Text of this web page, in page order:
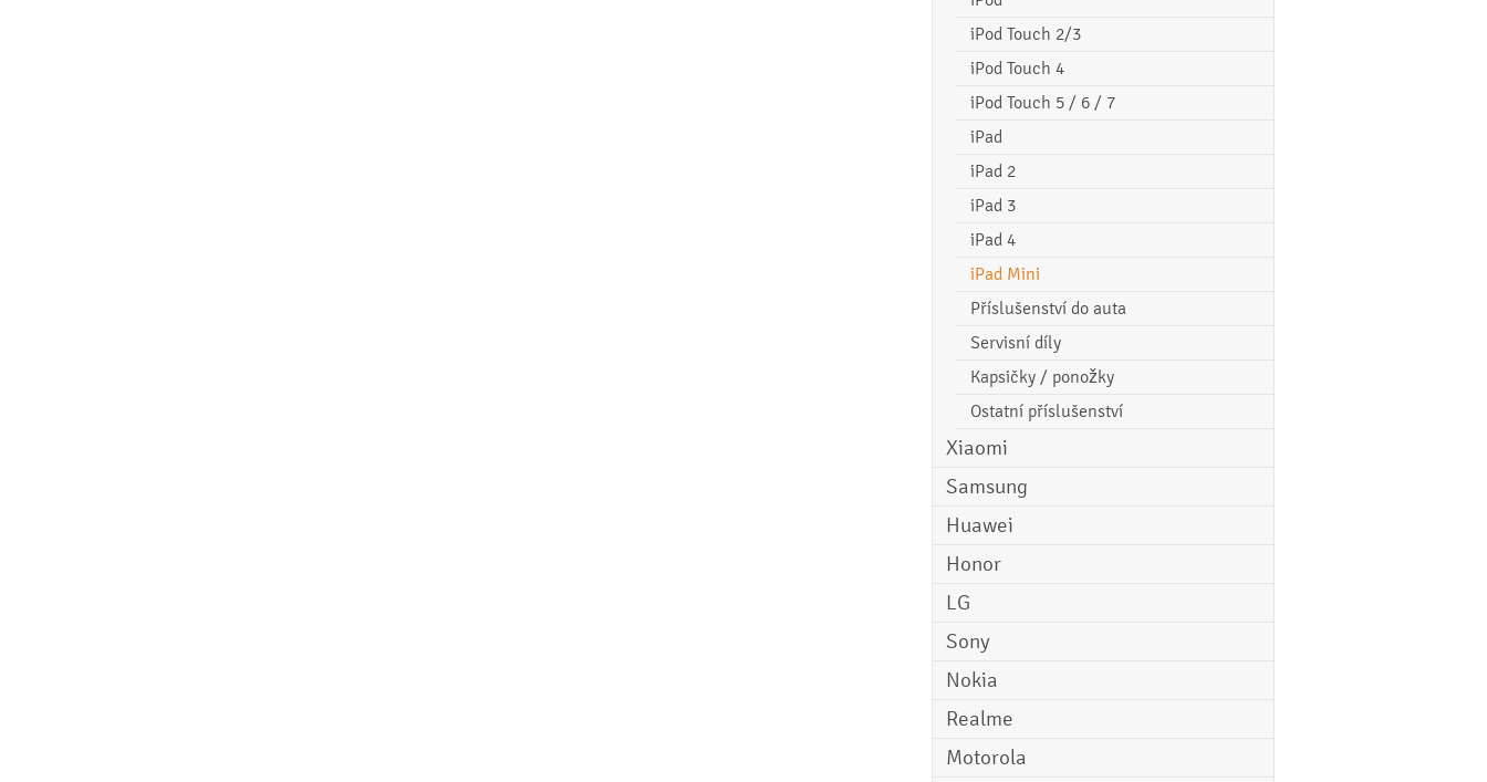
iPod Touch 2/3
iPod Touch 4
iPod Touch 5 / 6 / 7
iPad
iPad 2
iPad 3
iPad 4
iPad Mini
Příslušenství do auta
Servisní díly
Kapsičky / ponožky
Ostatní příslušenství
Xiaomi
Samsung
Huawei
Honor
LG
Sony
Nokia
Realme
Motorola